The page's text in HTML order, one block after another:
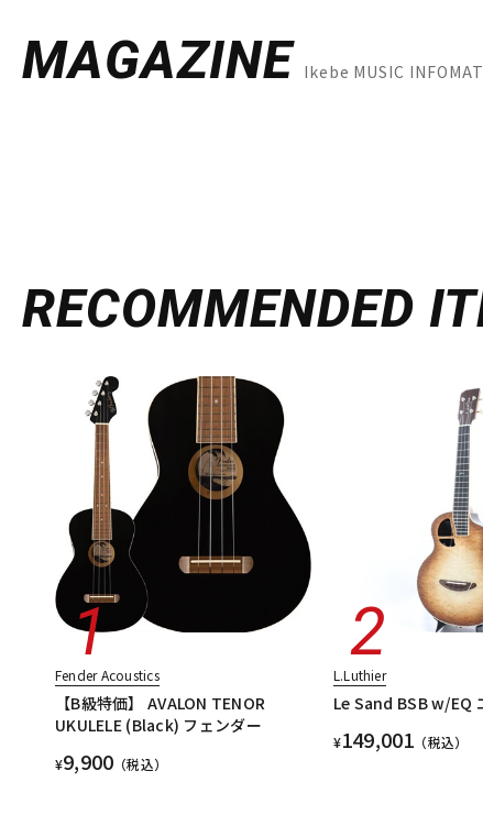
MAGAZINE Ikebe MUSIC
RECOMMENDED
Fender Acoustics
【B級特価】 AVALON TENOR
UKULELE (Black) フェンダー
¥9,900 （税込）
L.Luthier
Le Sand BSB w/EQ
¥149,001 （税込）